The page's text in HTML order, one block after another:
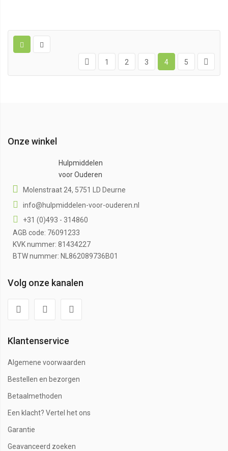
1 2 3 4 5
Onze winkel
Hulpmiddelen
voor Ouderen
Molenstraat 24, 5751 LD Deurne
info@hulpmiddelen-voor-ouderen.nl
+31 (0)493 - 314860
AGB code: 76091233
KVK nummer: 81434227
BTW nummer: NL862089736B01
Volg onze kanalen
Klantenservice
Algemene voorwaarden
Bestellen en bezorgen
Betaalmethoden
Een klacht? Vertel het ons
Garantie
Geavanceerd zoeken